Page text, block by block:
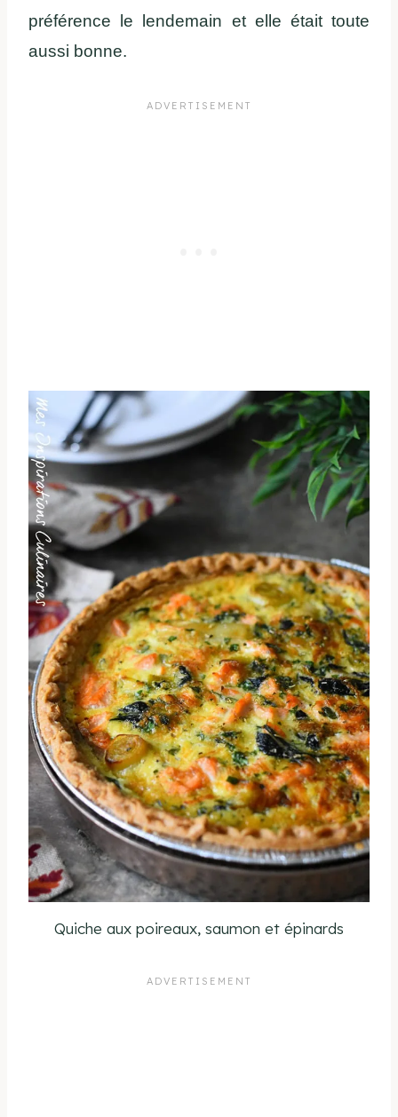
préférence le lendemain et elle était toute
aussi bonne.
Quiche aux poireaux, saumon et épinards